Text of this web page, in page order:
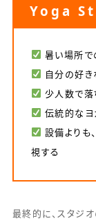
Yoga
暑い場所で
自分の好き
少人数で落
伝統的なヨ
設備よりも
視する
最終的に、スタジ